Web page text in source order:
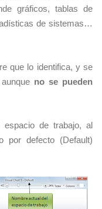
gráficos, tablas de
de sistemas…
que lo identifica, y se
no se pueden
de trabajo, al
por defecto (Default)